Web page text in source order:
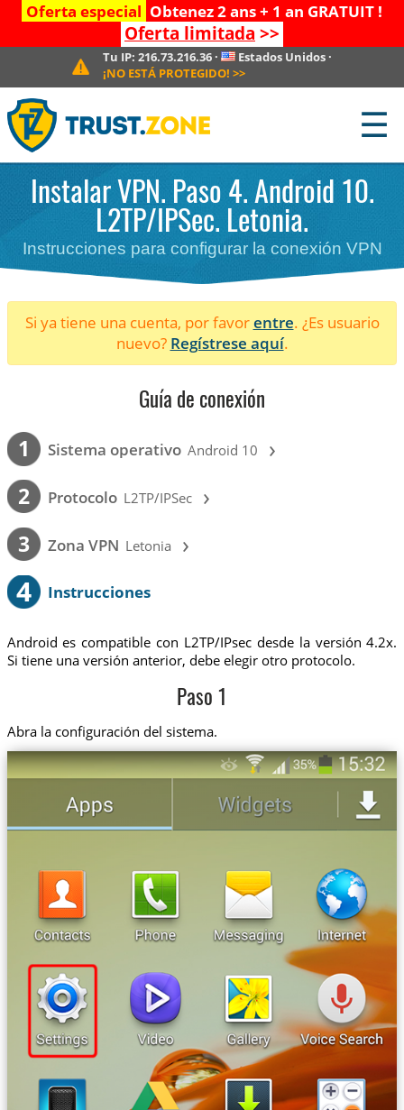
Oferta especial Obtenez 2 ans + 1 an GRATUIT !
Oferta limitada >>
Tu IP:216.73.216.36 · Estados Unidos·
¡NO ESTÁ PROTEGIDO! >>
☰
Instalar VPN. Paso 4. Android 10.
L2TP/IPSec. Letonia.
Instrucciones para configurar la conexión VPN
Si ya tiene una cuenta, por favorentre. ¿Es usuario
nuevo? Regístrese aquí.
Guía de conexión
1 Sistema operativo Android 10 ›
2 Protocolo L2TP/IPSec ›
3 Zona VPN Letonia ›
4 Instrucciones
Android es compatible con L2TP/IPsec desde la versión 4.2x.
Si tiene una versión anterior, debe elegir otro protocolo.
Paso 1
Abra la configuración del sistema.